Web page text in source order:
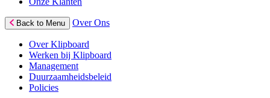
Back to Menu Over Ons
Over Klipboard
Werken bij Klipboard
Management
Duurzaamheidsbeleid
Policies